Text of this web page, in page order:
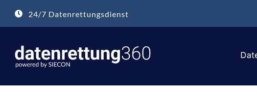
Inhalt
24/7 Datenrettungsdienst